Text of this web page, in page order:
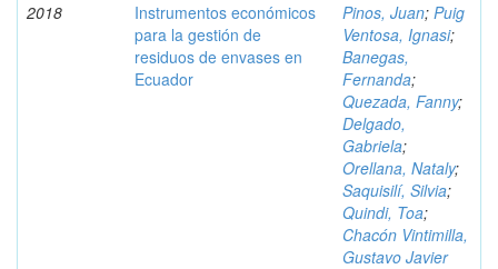
2018
Instrumentos económicos
para la gestión de
residuos de envases en
Ecuador
Pinos, Juan; Puig
Ventosa, Ignasi;
Banegas,
Fernanda;
Quezada, Fanny;
Delgado,
Gabriela;
Orellana, Nataly;
Saquisilí, Silvia;
Quindi, Toa;
Chacón Vintimilla,
Gustavo Javier